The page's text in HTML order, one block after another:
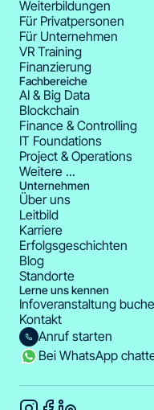
Weiterbildungen
Für Privatpersonen
Für Unternehmen
VR Training
Finanzierung
Fachbereiche
AI & Big Data
Blockchain
Finance & Controlling
IT Foundations
Project & Operations
Weitere ...
Unternehmen
Über uns
Leitbild
Karriere
Erfolgsgeschichten
Blog
Standorte
Lerne uns kennen
Infoveranstaltung
Kontakt
Anruf starten
Bei WhatsApp